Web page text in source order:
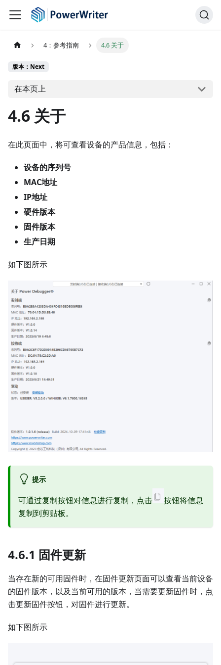
4：参考指南 4.6 关于
版本：Next
在本页上
4.6 关于
在此页面中，将可查看设备的产品信息，包括：
设备的序列号
MAC地址
IP地址
硬件版本
固件版本
生产日期
如下图所示
提示
可通过复制按钮对信息进行复制，点击
按钮将信息
复制到剪贴板。
4.6.1 固件更新
当存在新的可用固件时，在固件更新页面可以查看当前设备
的固件版本，以及当前可用的版本，当需要更新固件时，点
击更新固件按钮，对固件进行更新。
如下图所示